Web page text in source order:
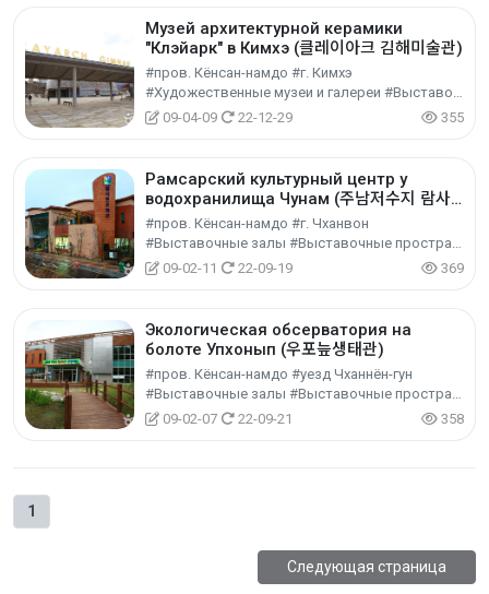
Музей архитектурной керамики
"Клэйарк" в Кимхэ (클레이아크 김해미술관)
#пров. Кёнсан-намдо #г. Кимхэ
#Художественные музеи и галереи #Выставочные пространства #Культурный туризм
09-04-09
22-12-29 355
Рамсарский культурный центр у
водохранилища Чунам (주남저수지 람사
르문화관)
#пров. Кёнсан-намдо #г. Чханвон
#Выставочные залы #Выставочные пространства #Культурный туризм
09-02-11
22-09-19 369
Экологическая обсерватория на
болоте Упхонып (우포늪생태관)
#пров. Кёнсан-намдо #уезд Чханнён-гун
#Выставочные залы #Выставочные пространства #Культурный туризм
09-02-07
22-09-21 358
1
Следующая страница